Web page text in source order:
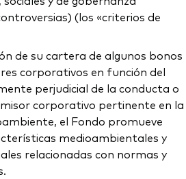
(los «criterios de
de su cartera de algunos bonos
corporativos en función del
perjudicial de la conducta o
corporativo pertinente en la
el Fondo promueve
medioambientales y
relacionadas con normas y